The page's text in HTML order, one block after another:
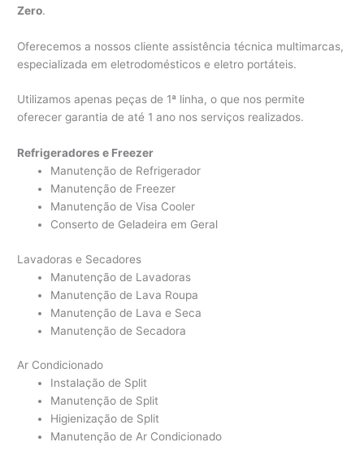
Zero.
Oferecemos a nossos cliente assistência técnica multimarcas,
especializada em eletrodomésticos e eletro portáteis.
Utilizamos apenas peças de 1ª linha, o que nos permite
oferecer garantia de até 1 ano nos serviços realizados.
Refrigeradores e Freezer
Manutenção de Refrigerador
Manutenção de Freezer
Manutenção de Visa Cooler
Conserto de Geladeira em Geral
Lavadoras e Secadores
Manutenção de Lavadoras
Manutenção de Lava Roupa
Manutenção de Lava e Seca
Manutenção de Secadora
Ar Condicionado
Instalação de Split
Manutenção de Split
Higienização de Split
Manutenção de Ar Condicionado